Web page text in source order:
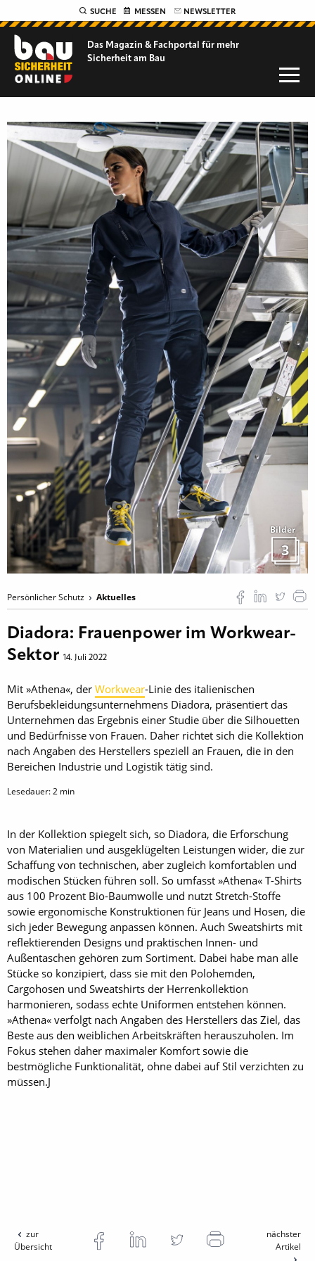
SUCHE MESSEN NEWSLETTER
Das Magazin & Fachportal für mehr
Sicherheit am Bau
Bilder
3
Persönlicher Schutz Aktuelles
Diadora: Frauenpower im Workwear-
Sektor 14. Juli 2022
Mit »Athena«, der Workwear-Linie des italienischen
Berufsbekleidungsunternehmens Diadora, präsentiert das
Unternehmen das Ergebnis einer Studie über die Silhouetten
und Bedürfnisse von Frauen. Daher richtet sich die Kollektion
nach Angaben des Herstellers speziell an Frauen, die in den
Bereichen Industrie und Logistik tätig sind.
Lesedauer:2 min
In der Kollektion spiegelt sich, so Diadora, die Erforschung
von Materialien und ausgeklügelten Leistungen wider, die zur
Schaffung von technischen, aber zugleich komfortablen und
modischen Stücken führen soll. So umfasst »Athena« T-Shirts
aus 100 Prozent Bio-Baumwolle und nutzt Stretch-Stoffe
sowie ergonomische Konstruktionen für Jeans und Hosen, die
sich jeder Bewegung anpassen können. Auch Sweatshirts mit
reflektierenden Designs und praktischen Innen- und
Außentaschen gehören zum Sortiment. Dabei habe man alle
Stücke so konzipiert, dass sie mit den Polohemden,
Cargohosen und Sweatshirts der Herrenkollektion
harmonieren, sodass echte Uniformen entstehen können.
»Athena« verfolgt nach Angaben des Herstellers das Ziel, das
Beste aus den weiblichen Arbeitskräften herauszuholen. Im
Fokus stehen daher maximaler Komfort sowie die
bestmögliche Funktionalität, ohne dabei auf Stil verzichten zu
müssen.J
zur
Übersicht
nächster
Artikel